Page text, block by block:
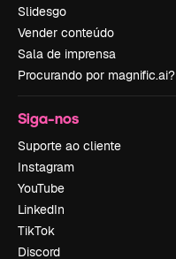
Slidesgo
Vender conteúdo
Sala de imprensa
Procurando por magnific.ai?
Siga-nos
Suporte ao cliente
Instagram
YouTube
LinkedIn
TikTok
Discord